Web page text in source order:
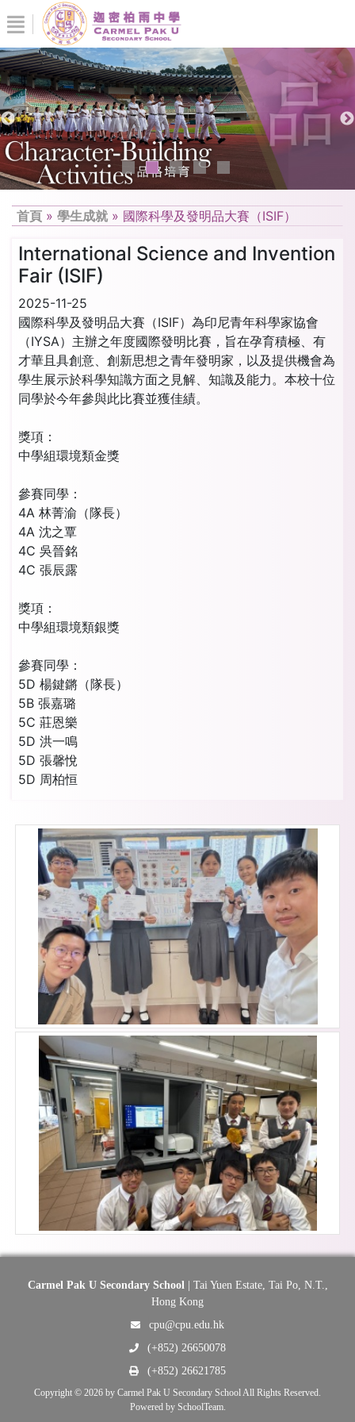
首頁 » 學生成就 » 國際科學及發明品大賽（ISIF）
International Science and Invention
Fair (ISIF)
2025-11-25
國際科學及發明品大賽（ISIF）為印尼青年科學家協會
（IYSA）主辦之年度國際發明比賽，旨在孕育積極、有
才華且具創意、創新思想之青年發明家，以及提供機會為
學生展示於科學知識方面之見解、知識及能力。本校十位
同學於今年參與此比賽並獲佳績。
獎項：
中學組環境類金獎
參賽同學：
4A 林菁渝（隊長）
4A 沈之覃
4C 吳晉銘
4C 張辰露
獎項：
中學組環境類銀獎
參賽同學：
5D 楊鍵鏘（隊長）
5B 張嘉璐
5C 莊恩樂
5D 洪一鳴
5D 張馨悅
5D 周柏恒
Carmel Pak U Secondary School
| Tai Yuen Estate, Tai Po, N.T.,
Hong Kong
cpu@cpu.edu.hk
(+852) 26650078
(+852) 26621785
Copyright © 2026 by Carmel Pak U Secondary School All Rights Reserved.
Powered by SchoolTeam.